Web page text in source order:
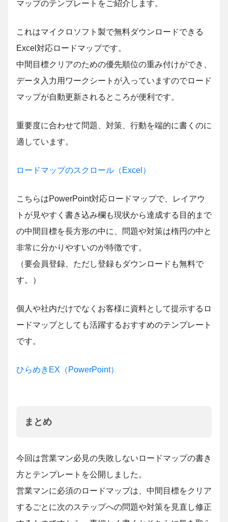
マップのテンプレートをご紹介します。
これはマイクロソフト製で無料ダウンロードできる
Excel対応ロードマップです。
中間目標クリアのための優先順位の重み付けができ、
データ入力用ワークシートが入っていますのでロード
マップが自動更新されるところが便利です。
重要度に合わせて問題、対策、行動を端的に書くのに
適しています。
ロードマップのスクロール（Excel）
こちらはPowerPoint対応ロードマップで、レイアウ
トが見やすく書き込み欄も現状から達成する目的まで
の中間目標を長方形の中に、問題や対策は楕円の中と
非常に分かりやすいのが特徴です。
（要会員登録、ただし登録もダウンロードも無料で
す。）
個人や社内だけでなくお客様に資料として提示するロ
ードマップとしても活躍するおすすめのテンプレート
です。
ひらめきEX（PowerPoint）
まとめ
今回は営業マン必見の失敗しないロードマップの書き
方とテンプレートを公開しました。
営業マンに必須のロードマップは、中間目標をクリア
するごとに次のステップへの問題や対策を見直し修正